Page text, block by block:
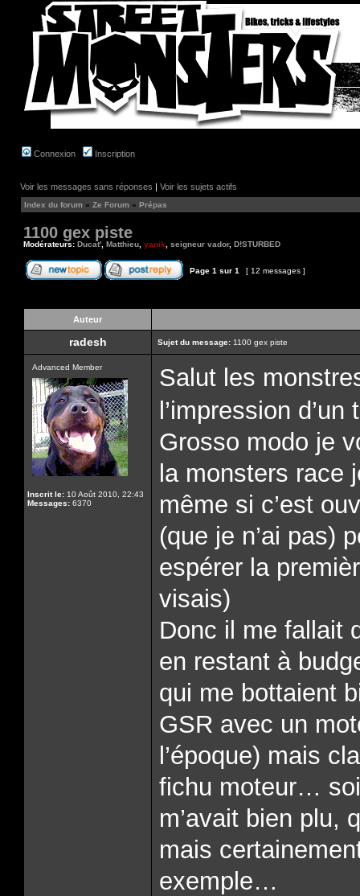
Connexion Inscription
Voir les messages sans réponses | Voir les sujets actifs
Index du forum » Ze Forum » Prépas
1100 gex piste
Modérateurs: Ducat' Matthieu yanik seigneur vador, D!STURBED
Page 1 sur 1 [ 12 messages ]
Auteur
radesh Sujet du message: 1100 gex piste
Advanced Member
Inscrit le: 10 Août 2010, 22:43
Messages: 6370
Salut les
l’impression
Grosso modo je
la monsters race
même si c’est
(que je n’ai pas)
espérer la
visais)
Donc il me fallait
en restant à
qui me bottaient
GSR avec un
l’époque) mais
fichu moteur…
m’avait bien plu,
mais
exemple…